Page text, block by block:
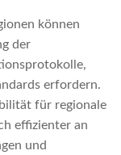
können
der
erfordern.
für regionale
effizienter an
und